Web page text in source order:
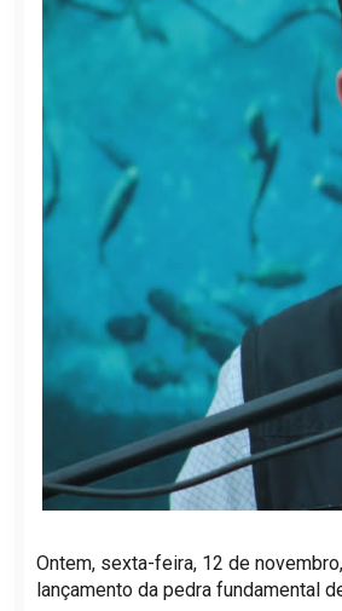
Ontem, sexta-feira, 12 de
lançamento da pedra fundamental